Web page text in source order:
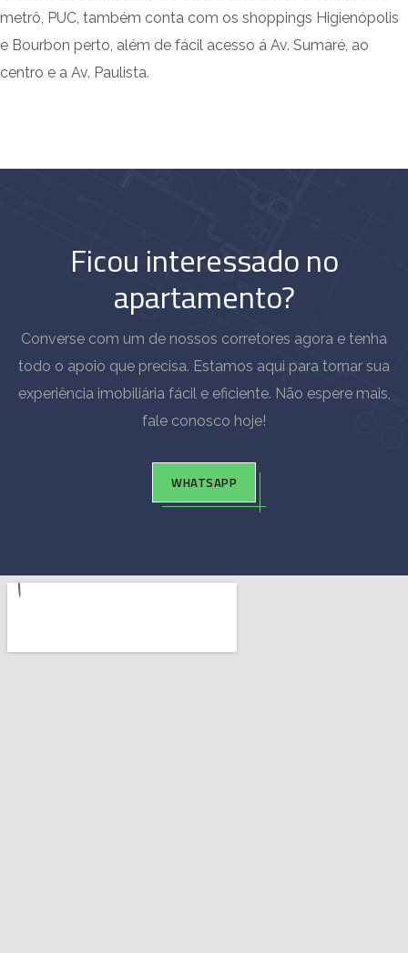
metrô, PUC, também conta com os shoppings Higienópolis
e Bourbon perto, além de fácil acesso á Av. Sumaré, ao
centro e a Av. Paulista.
Ficou interessado no
apartamento?
Converse com um de nossos corretores agora e tenha
todo o apoio que precisa. Estamos aqui para tornar sua
experiência imobiliária fácil e eficiente. Não espere mais,
fale conosco hoje!
WHATSAPP